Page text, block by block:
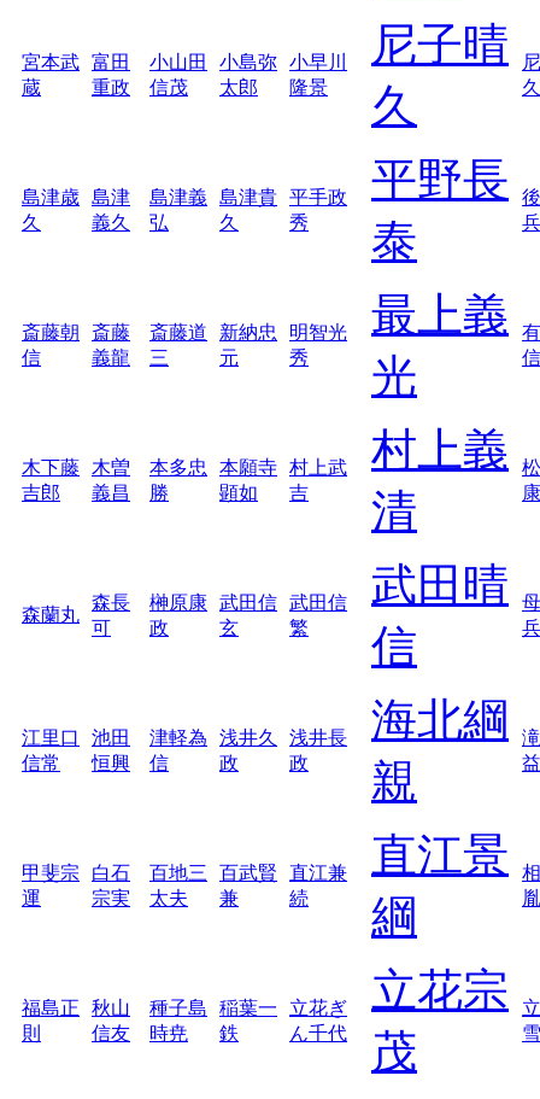
宮本武
蔵
富田
重政
小山田
信茂
小島弥
太郎
小早川
隆景
尼子晴
久
久
島津歳
久
島津
義久
島津義
弘
島津貴
久
平手政
秀
平野長
泰
斎藤朝
信
斎藤
義龍
斎藤道
三
新納忠
元
明智光
秀
最上義
光
信
木下藤
吉郎
木曽
義昌
本多忠
勝
本願寺
顕如
村上武
吉
村上義
清
康
森蘭丸
森長
可
榊原康
政
武田信
玄
武田信
繁
武田晴
信
江里口
信常
池田
恒興
津軽為
信
浅井久
政
浅井長
政
海北綱
親
益
甲斐宗
運
白石
宗実
百地三
太夫
百武賢
兼
直江兼
続
直江景
綱
胤
福島正
則
秋山
信友
種子島
時尭
稲葉一
鉄
立花ぎ
ん千代
立花宗
茂
雪